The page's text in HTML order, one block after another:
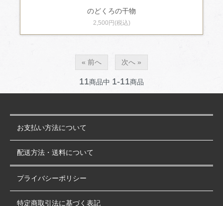
のどくろの干物
2,500円(税込)
« 前へ 次へ »
11商品中 1-11商品
お支払い方法について
配送方法・送料について
プライバシーポリシー
特定商取引法に基づく表記